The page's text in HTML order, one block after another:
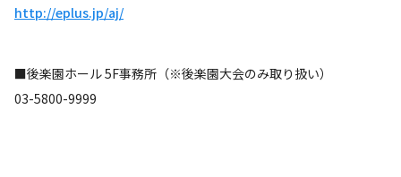
http://eplus.jp/aj/
■後楽園ホール 5F事務所（※後楽園大会のみ取り扱い）
03-5800-9999